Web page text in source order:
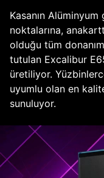
Kasanın
noktalarına,
olduğu tüm
tutulan Excalibur
üretiliyor.
uyumlu olan en
sunuluyor.